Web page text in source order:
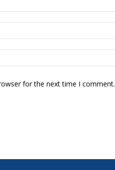
for the next time I comment.